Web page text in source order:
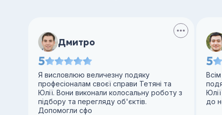
Дмитро
5
Я висловлюю величезну подяку
професіоналам своєї справи Тетяні та
Юлії. Вони виконали колосальну роботу з
підбору та перегляду об'єктів.
Допомогли сфо
5
до